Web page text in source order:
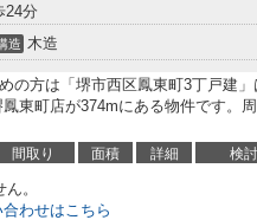
24分
造 木造
の方は「堺市西区鳳東町3丁戸建
東町店が374mにある物件です。
間取り 面積 詳細 検
。
わせはこちら